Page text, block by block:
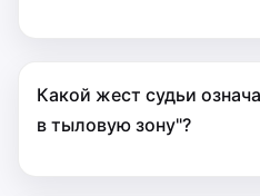
Какой жест судьи
в тыловую зону"?